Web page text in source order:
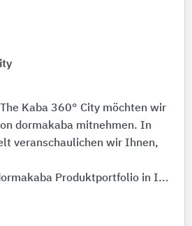
Kaba 360° City möchten wir
dormakaba mitnehmen. In
veranschaulichen wir Ihnen,
Produktportfolio in I...